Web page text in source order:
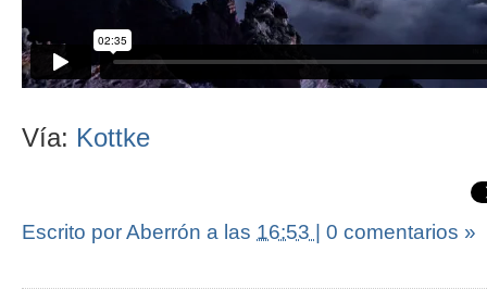
Vía: Kottke
Escrito por Aberrón a las 16:53 | 0 comentarios »